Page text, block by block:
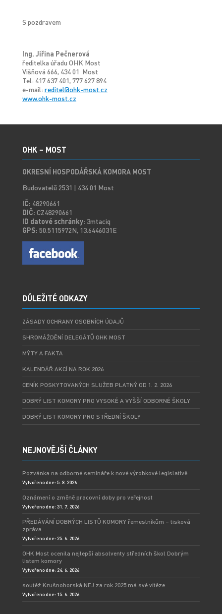
S pozdravem
Ing. Jiřina Pečnerová
ředitelka úřadu OHK Most
Višňová 666, 434 01 Most
Tel: 417 637 401, 777 627 894
e-mail: reditel@ohk-most.cz
www.ohk-most.cz
OHK – MOST
OKRESNÍ HOSPODÁŘSKÁ KOMORA MOST
Budovatelů 2531 | 434 01 Most
IČ: 48290661
DIČ: CZ48290661
ID datové schránky: 3mtaciq
GPS: 50.5115972N, 13.6446031E
DŮLEŽITÉ ODKAZY
ZÁSADY OCHRANY OSOBNÍCH ÚDAJŮ
SHROMÁŽDĚNÍ DELEGÁTŮ OHK MOST
MÝTY A FAKTA
KALENDÁŘ AKCÍ NA ROK 2026
CENÍK POSKYTOVANÝCH SLUŽEB PLATNÝ OD 1. 2. 2026
DOBRÝ LIST KOMORY PRO VYSOKÉ A VYŠŠÍ ODBORNÉ ŠKOLY
DOBRÝ LIST KOMORY PRO STŘEDNÍ ŠKOLY
NEJNOVĚJŠÍ ČLÁNKY
Pozvánka na odborné semináře k nové výrobkové legislativě
Vytvořeno dne: 5. 8. 2026
Oznámení o změně pracovní doby pro veřejnost
Vytvořeno dne: 31. 7. 2026
PŘEDÁVÁNÍ DOBRÝCH LISTŮ KOMORY řemeslníkům – tisková
zpráva
Vytvořeno dne: 25. 6. 2026
OHK Most ocenila nejlepší absolventy středních škol Dobrým
listem komory
Vytvořeno dne: 24. 6. 2026
soutěž Krušnohorská NEJ za rok 2025 má své vítěze
Vytvořeno dne: 15. 6. 2026